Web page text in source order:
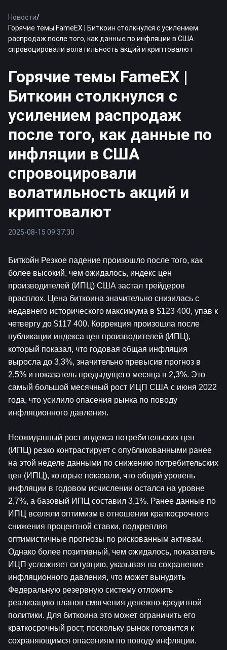
Новости/
Горячие темы FameEX | Биткоин столкнулся с усилением
распродаж после того, как данные по инфляции в США
спровоцировали волатильность акций и криптовалют
Горячие темы FameEX |
Биткоин столкнулся с
усилением распродаж
после того, как данные по
инфляции в США
спровоцировали
волатильность акций и
криптовалют
2025-08-15 09:37:30
Биткойн Резкое падение произошло после того, как
более высокий, чем ожидалось, индекс цен
производителей (ИПЦ) США застал трейдеров
врасплох. Цена биткоина значительно снизилась с
недавнего исторического максимума в $123 400, упав к
четвергу до $117 400. Коррекция произошла после
публикации индекса цен производителей (ИПЦ),
который показал, что годовая общая инфляция
выросла до 3,3%, значительно превысив прогноз в
2,5% и показатель предыдущего месяца в 2,3%. Это
самый большой месячный рост ИЦП США с июня 2022
года, что усилило опасения рынка по поводу
инфляционного давления.
Неожиданный рост индекса потребительских цен
(ИПЦ) резко контрастирует с опубликованными ранее
на этой неделе данными по снижению потребительских
цен (ИПЦ), которые показали, что общий уровень
инфляции в годовом исчислении остался на уровне
2,7%, а базовый ИПЦ составил 3,1%. Ранее данные по
ИПЦ вселяли оптимизм в отношении краткосрочного
снижения процентной ставки, подкрепляя
оптимистичные прогнозы по рискованным активам.
Однако более позитивный, чем ожидалось, показатель
ИЦП усложняет ситуацию, указывая на сохранение
инфляционного давления, что может вынудить
Федеральную резервную систему отложить
реализацию планов смягчения денежно-кредитной
политики. Для биткоина это может ограничить его
краткосрочный рост, поскольку рынок готовится к
сохраняющимся опасениям по поводу инфляции.